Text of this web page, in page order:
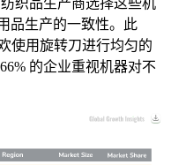
织品生产商选择这些机
品生产的一致性。此
使用旋转刀进行均匀的
的企业重视机器对不